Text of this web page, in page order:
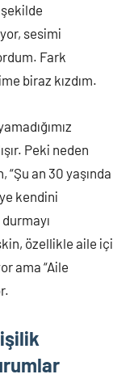
sesimi
Fark
biraz kızdım.
Peki neden
“Şu an 30 yaşında
kendini
özellikle aile içi
ama “Aile